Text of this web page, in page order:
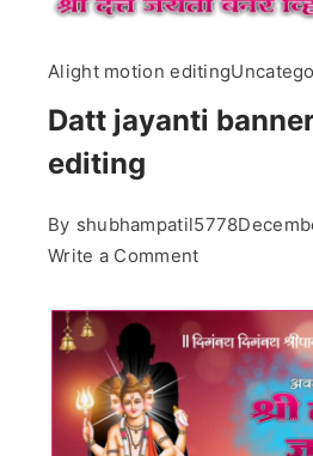
Alight motion editing
Datt jayanti
editing
By shubhampatil5778
Write a Commenton
jayanti
banner
video
editing